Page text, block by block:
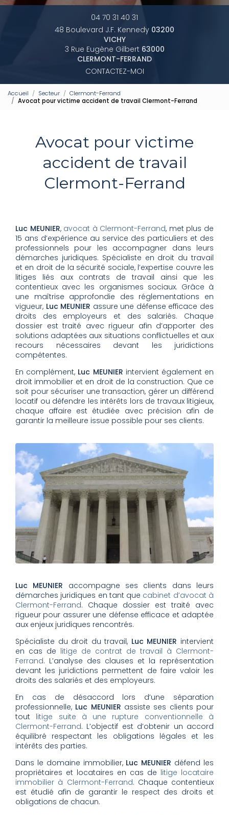
04 70 31 40 31
48 Boulevard J.F. Kennedy 03200
VICHY
3 Rue Eugène Gilbert 63000
CLERMONT-FERRAND
CONTACTEZ-MOI
Accueil Secteur
Clermont-Ferrand
Avocat pour victime accident de travail Clermont-Ferrand
Avocat pour victime
accident de travail
Clermont-Ferrand
Luc MEUNIER, avocat à Clermont-Ferrand, met plus de
15 ans d’expérience au service des particuliers et des
professionnels pour les accompagner dans leurs
démarches juridiques. Spécialiste en droit du travail
et en droit de la sécurité sociale, l’expertise couvre les
litiges liés aux contrats de travail ainsi que les
contentieux avec les organismes sociaux. Grâce à
une maîtrise approfondie des réglementations en
vigueur, Luc MEUNIER assure une défense efficace des
droits des employeurs et des salariés. Chaque
dossier est traité avec rigueur afin d’apporter des
solutions adaptées aux situations conflictuelles et aux
recours nécessaires devant les juridictions
compétentes.
En complément, Luc MEUNIER intervient également en
droit immobilier et en droit de la construction. Que ce
soit pour sécuriser une transaction, gérer un différend
locatif ou défendre les intérêts lors de travaux litigieux,
chaque affaire est étudiée avec précision afin de
garantir la meilleure issue possible pour ses clients.
Luc MEUNIER accompagne ses clients dans leurs
démarches juridiques en tant que cabinet d’avocat à
Clermont-Ferrand. Chaque dossier est traité avec
rigueur pour assurer une défense efficace et adaptée
aux enjeux juridiques rencontrés.
Spécialiste du droit du travail, Luc MEUNIER intervient
en cas de litige de contrat de travail à Clermont-
Ferrand. L’analyse des clauses et la représentation
devant les juridictions permettent de faire valoir les
droits des salariés et des employeurs.
En cas de désaccord lors d’une séparation
professionnelle, Luc MEUNIER assiste ses clients pour
tout litige suite à une rupture conventionnelle à
Clermont-Ferrand. L’objectif est d’obtenir un accord
équilibré respectant les obligations légales et les
intérêts des parties.
Dans le domaine immobilier, Luc MEUNIER défend les
propriétaires et locataires en cas de litige locataire
immobilier à Clermont-Ferrand. Chaque contentieux
est étudié afin de garantir le respect des droits et
obligations de chacun.